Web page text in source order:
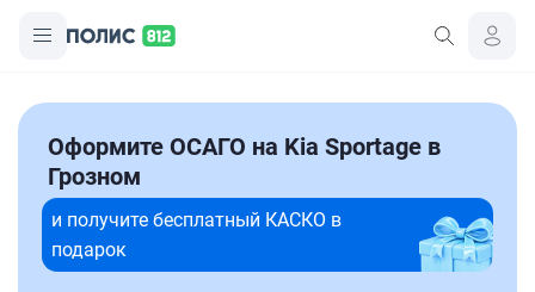
Оформите ОСАГО на Kia Sportage в
Грозном
и получите бесплатный КАСКО в
подарок